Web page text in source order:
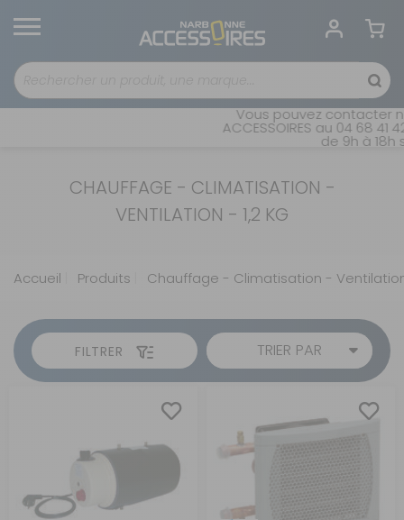
Vous pouvez contacter
ACCESSOIRES au 04 68
de 9h à 18h
CHAUFFAGE - CLIMATISATION -
VENTILATION - 1,2 KG
Accueil Produits Chauffage - Climatisation -
FILTRER TRIER PAR